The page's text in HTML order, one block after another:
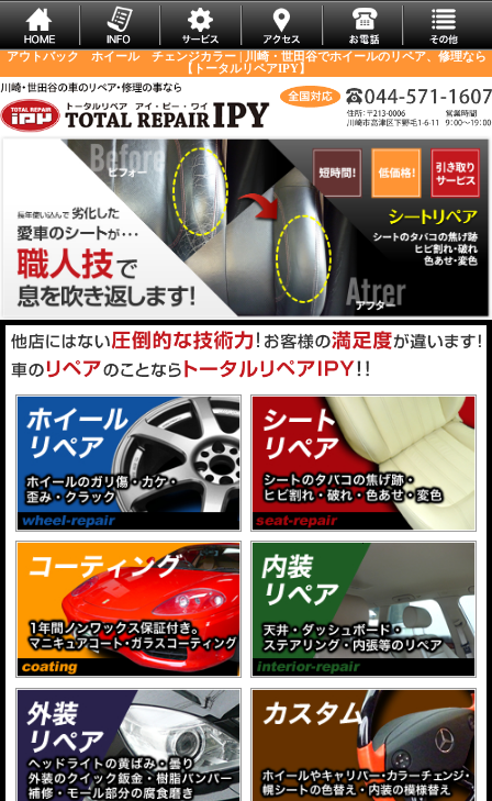
アウトバック ホイール チェンジカラー | 川崎・世田谷でホイールのリペア、修理なら
【トータルリペアIPY】